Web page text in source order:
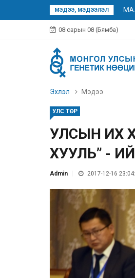
МЭДЭЭ, МЭДЭЭЛЭЛ
08 сарын 08 (Бямба)
Эхлэл Мэдээ
УЛС ТӨР
УЛСЫН ИХ
ХУУЛЬ” -
Admin 2017-12-16